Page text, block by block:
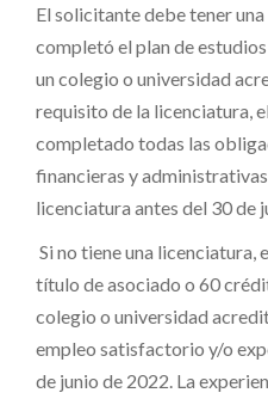
El solicitante debe tener
completó el plan de
un colegio o universidad
requisito de la licenciatura,
completado todas las
financieras y
licenciatura antes del 30 de
Si no tiene una licenciatura,
título de asociado o 60
colegio o universidad
empleo satisfactorio y/o
de junio de 2022. La